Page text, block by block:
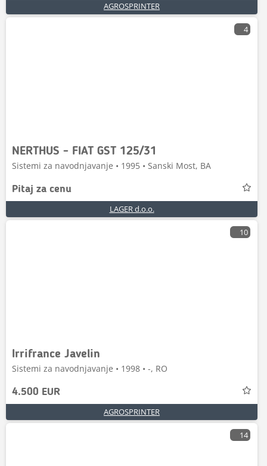
AGROSPRINTER
4
NERTHUS - FIAT GST 125/31
Sistemi za navodnjavanje • 1995 • Sanski Most, BA
Pitaj za cenu
LAGER d.o.o.
10
Irrifrance Javelin
Sistemi za navodnjavanje • 1998 • -, RO
4.500 EUR
AGROSPRINTER
14